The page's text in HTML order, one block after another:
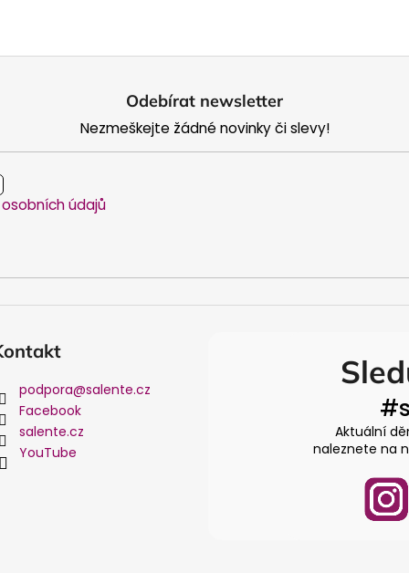
Odebírat newsletter
Nezmeškejte žádné novinky či slevy!
údajů
podpora@salente.cz
Facebook
salente.cz
YouTube
Aktuální
naleznete na